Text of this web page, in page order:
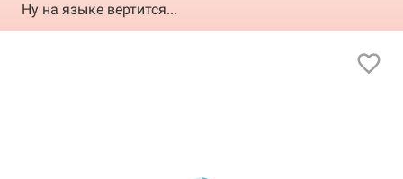
Ну на языке вертится...